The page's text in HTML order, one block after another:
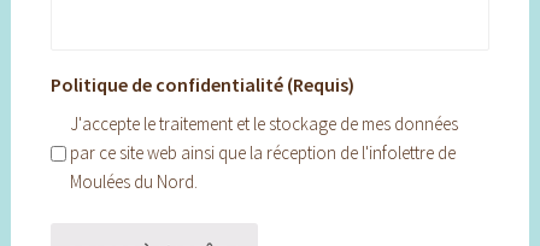
Politique de confidentialité (Requis)
J'accepte le traitement et le stockage de mes données
par ce site web ainsi que la réception de l'infolettre de
Moulées du Nord.